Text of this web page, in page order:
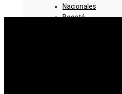
Nacionales
Bogotá